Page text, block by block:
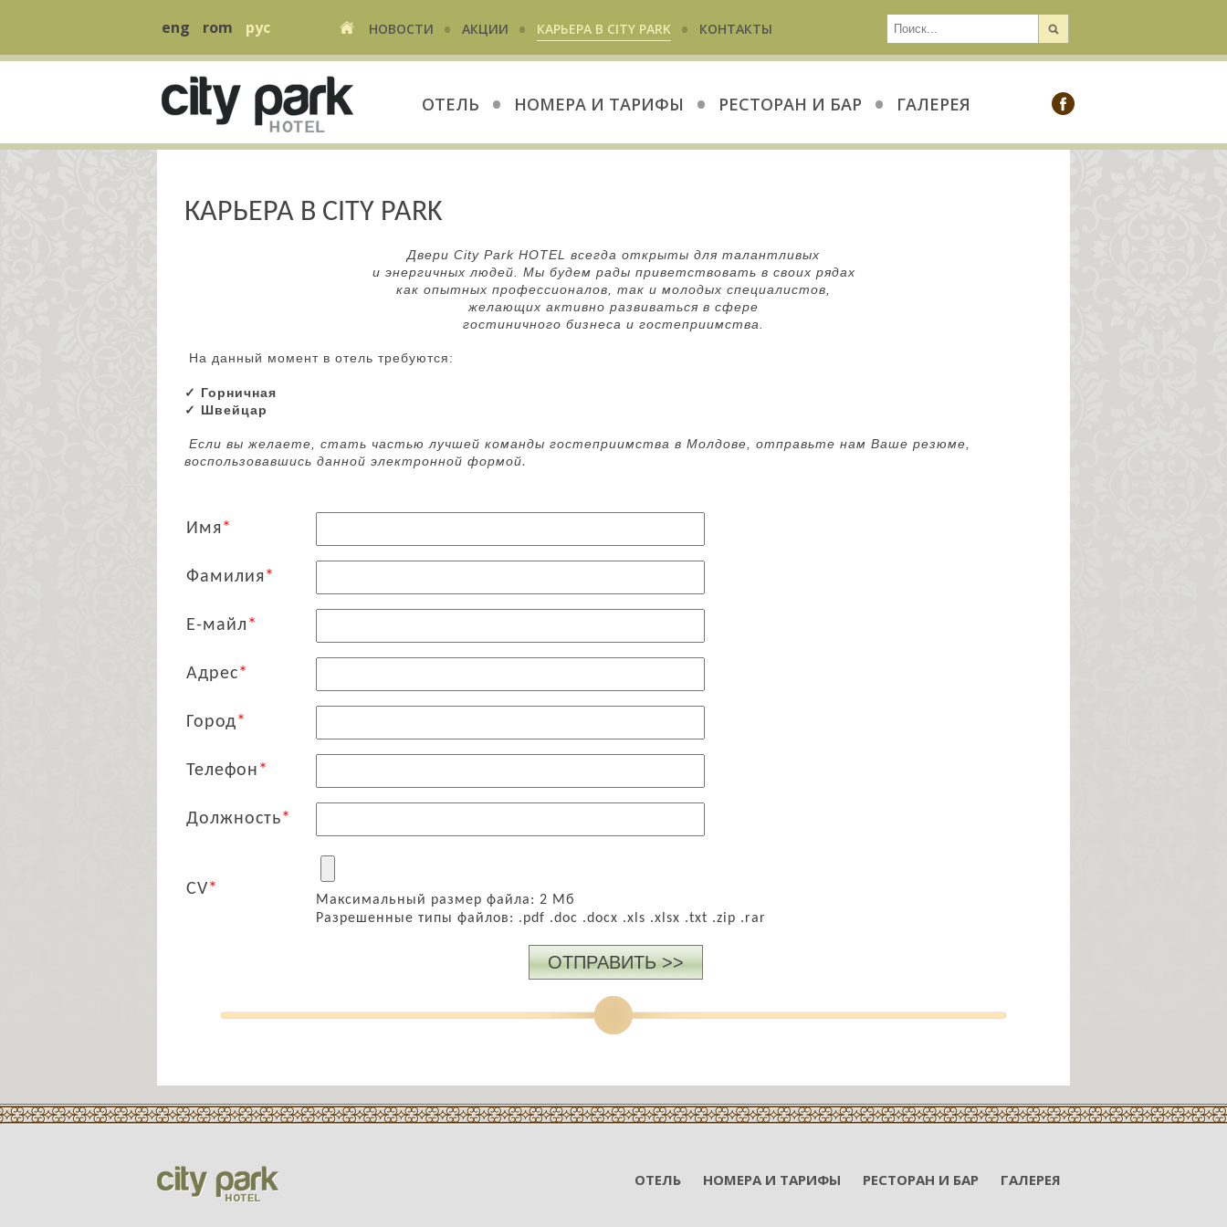
eng rom рус НОВОСТИ • АКЦИИ • КАРЬЕРА В CITY PARK • КОНТАКТЫ
ОТЕЛЬ • НОМЕРА И ТАРИФЫ • РЕСТОРАН И БАР • ГАЛЕРЕЯ
КАРЬЕРА В CITY PARK
Двери City Park HOTEL всегда открыты для талантливых
и энергичных людей. Мы будем рады приветствовать в своих рядах
как опытных профессионалов, так и молодых специалистов,
желающих активно развиваться в сфере
гостиничного бизнеса и гостеприимства.
На данный момент в отель требуются:
✓ Горничная
✓ Швейцар
Если вы желаете, стать частью лучшей команды гостеприимства в Молдове, отправьте нам Ваше резюме,
воспользовавшись данной электронной формой.
Имя*
Фамилия*
Е-майл *
Адрес*
Город*
Телефон *
Должность*
CV*
Максимальный размер файла: 2 Мб
Разрешенные типы файлов: .pdf .doc .docx .xls .xlsx .txt .zip .rar
ОТПРАВИТЬ >>
ОТЕЛЬ НОМЕРА И ТАРИФЫ РЕСТОРАН И БАР ГАЛЕРЕЯ